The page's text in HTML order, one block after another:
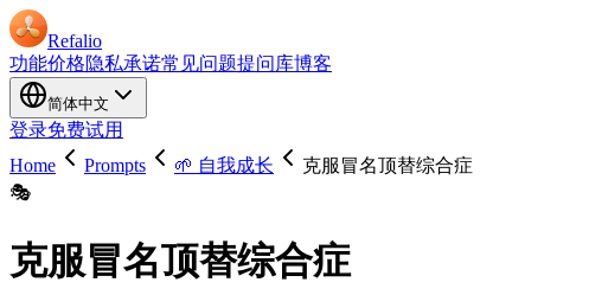
Refalio
功能价格隐私承诺常见问题提问库博客
简体中文
登录免费试用
Home
Prompts 🌱 自我成长
克服冒名顶替综合症
🎭
克服冒名顶替综合症